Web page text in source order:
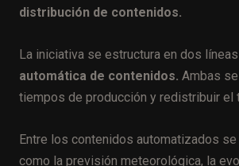
distribución de contenidos.
La iniciativa se estructura en dos
automática de contenidos. Ambas
tiempos de producción y redistribuir el
Entre los contenidos automatizados
como la previsión meteorológica, la